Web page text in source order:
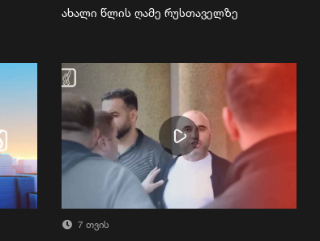
ახალი წლის ღამე რუსთაველზე
7 თვის